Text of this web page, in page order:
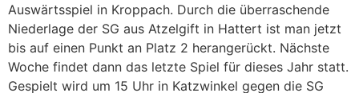
Auswärtsspiel in Kroppach. Durch die überraschende
Niederlage der SG aus Atzelgift in Hattert ist man jetzt
bis auf einen Punkt an Platz 2 herangerückt. Nächste
Woche findet dann das letzte Spiel für dieses Jahr statt.
Gespielt wird um 15 Uhr in Katzwinkel gegen die SG